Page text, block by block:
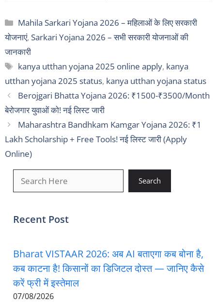
Categories
Mahila Sarkari Yojana 2026 – महिलाओं के लिए सरकारी
योजनाएं, Sarkari Yojana 2026 – सभी सरकारी योजनाओं की
जानकारी
Tags
kanya utthan yojana 2025 online apply, kanya
utthan yojana 2025 status, kanya utthan yojana status
Berojgari Bhatta Yojana 2026: ₹1500-₹3500/Month
बेरोजगार युवाओं को! नई लिस्ट जारी
Maharashtra Bandhkam Kamgar Yojana 2026: ₹1
Lakh Scholarship + Free Tools! नई लिस्ट जारी (Apply
Online)
Search
Recent Post
Bharat VISTAAR 2026: अब AI बताएगा कब बोना है,
कब काटना है! किसानों का डिजिटल दोस्त — जानिए कैसे
करें फ्री में इस्तेमाल
07/08/2026